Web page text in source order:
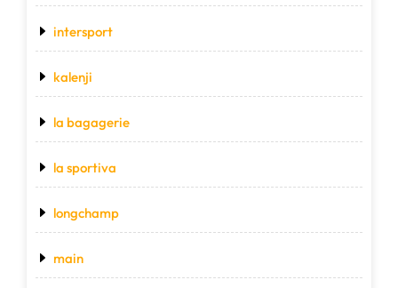
intersport
kalenji
la bagagerie
la sportiva
longchamp
main